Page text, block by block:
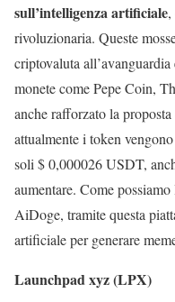
sull’intelligenza artificiale,
rivoluzionaria. Queste
criptovaluta
monete come Pepe Coin,
anche rafforzato la
attualmente i token
soli $ 0,000026 USDT,
aumentare. Come
AiDoge, tramite questa
artificiale per generare
Launchpad xyz (LPX)